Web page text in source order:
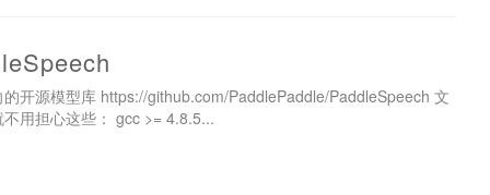
开源模型库 https://github.com/PaddlePaddle/PaddleSpeech 文
用担心这些： gcc >= 4.8.5...